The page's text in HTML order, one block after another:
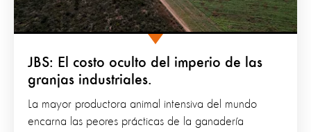
JBS: El costo oculto del imperio de las
granjas industriales.
La mayor productora animal intensiva del mundo
encarna las peores prácticas de la ganadería